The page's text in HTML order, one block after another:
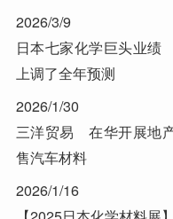
2026/3/9
日本七家化学巨头业
上调了全年预测
2026/1/30
三洋贸易 在华开展地
售汽车材料
2026/1/16